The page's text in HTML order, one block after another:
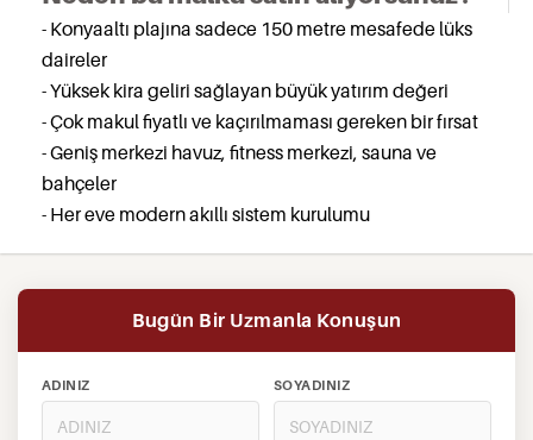
- Konyaaltı plajına sadece 150 metre mesafede lüks
daireler
- Yüksek kira geliri sağlayan büyük yatırım değeri
- Çok makul fiyatlı ve kaçırılmaması gereken bir fırsat
- Geniş merkezi havuz, fitness merkezi, sauna ve
bahçeler
- Her eve modern akıllı sistem kurulumu
Bugün Bir Uzmanla Konuşun
ADINIZ SOYADINIZ